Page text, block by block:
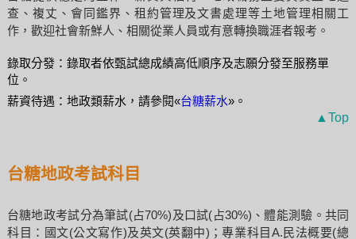
查、複丈、會同鑑界、租約管理及文書處理等土地管理相關工
作，歡迎社會新鮮人、相關從業人員或有意轉換職涯者報考。
錄取分發：錄取者依甄試總成績高低順序及志願分發至服務單
位。
薪資待遇：地政類薪水，請參閱«台糖薪水»。
▲Top
台糖地政考試科目
台糖地政考試分為筆試(占70%)及口試(占30%)、體能測驗。共同
科目：國文(公文寫作)及英文(英翻中)；專業科目A.民法概要(總